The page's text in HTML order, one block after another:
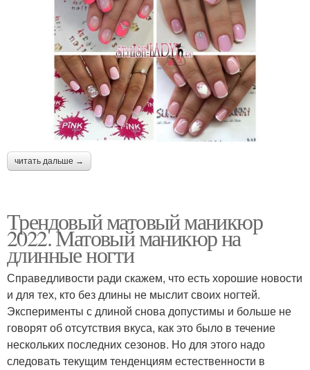
читать дальше →
Трендовый матовый маникюр
2022. Матовый маникюр на
длинные ногти
Справедливости ради скажем, что есть хорошие новости
и для тех, кто без длины не мыслит своих ногтей.
Эксперименты с длиной снова допустимы и больше не
говорят об отсутствия вкуса, как это было в течение
нескольких последних сезонов. Но для этого надо
следовать текущим тенденциям естественности в